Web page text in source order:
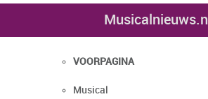
Musicalnieuws.nl
VOORPAGINA
Musical